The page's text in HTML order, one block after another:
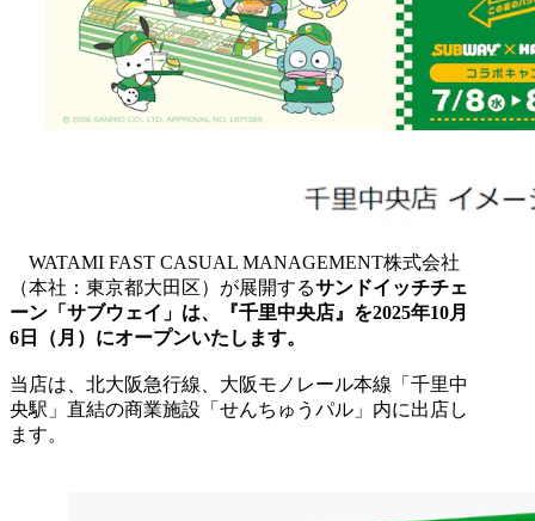
WATAMI FAST CASUAL MANAGEMENT株式会社
（本社：東京都大田区）が展開するサンドイッチチェ
ーン「サブウェイ」は、『千里中央店』を2025年10月
6日（月）にオープンいたします。
当店は、北大阪急行線、大阪モノレール本線 「千里中
央駅」直結の商業施設「せんちゅうパル」内に出店し
ます。